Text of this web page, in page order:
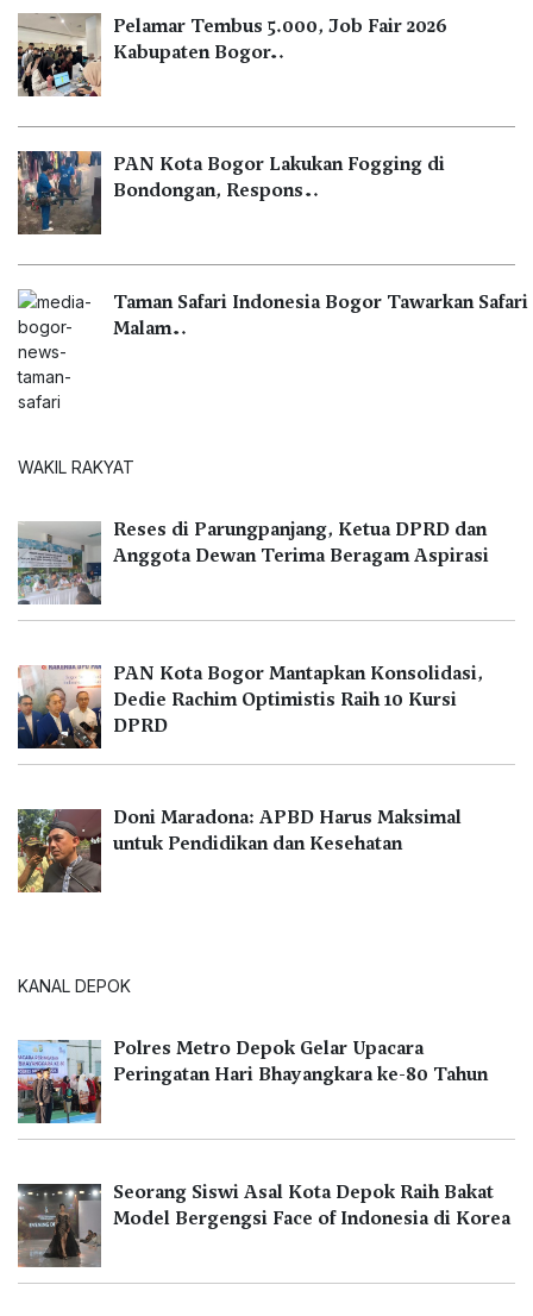
Pelamar Tembus 5.000, Job Fair 2026
Kabupaten Bogor…
PAN Kota Bogor Lakukan Fogging di
Bondongan, Respons…
Taman Safari Indonesia Bogor Tawarkan Safari
Malam…
WAKIL RAKYAT
Reses di Parungpanjang, Ketua DPRD dan
Anggota Dewan Terima Beragam Aspirasi
PAN Kota Bogor Mantapkan Konsolidasi,
Dedie Rachim Optimistis Raih 10 Kursi
DPRD
Doni Maradona: APBD Harus Maksimal
untuk Pendidikan dan Kesehatan
KANAL DEPOK
Polres Metro Depok Gelar Upacara
Peringatan Hari Bhayangkara ke-80 Tahun
Seorang Siswi Asal Kota Depok Raih Bakat
Model Bergengsi Face of Indonesia di Korea